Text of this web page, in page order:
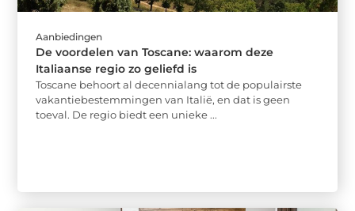
Aanbiedingen
De voordelen van Toscane: waarom deze
Italiaanse regio zo geliefd is
Toscane behoort al decennialang tot de populairste
vakantiebestemmingen van Italië, en dat is geen
toeval. De regio biedt een unieke ...